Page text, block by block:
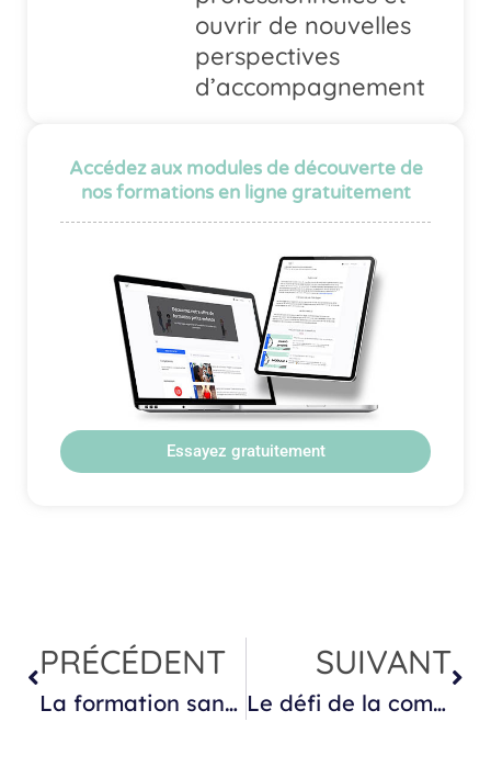
ouvrir de nouvelles
perspectives
d’accompagnement
Accédez aux modules de découverte de
nos formations en ligne gratuitement
Essayez gratuitement
PRÉCÉDENT
La formation santé numérique : vers une harmonisation des compétences
SUIVANT
Le défi de la communication : une journée dédiée aux MAM de l’Ain pour renforcer les pratiques professionnelles et ouvrir de nouvelles perspectives d’accompagnement